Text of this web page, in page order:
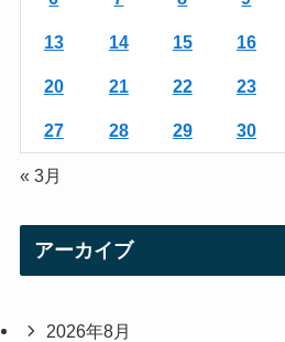
13 14 15 16
20 21 22 23
27 28 29 30
« 3月
アーカイブ
2026年8月